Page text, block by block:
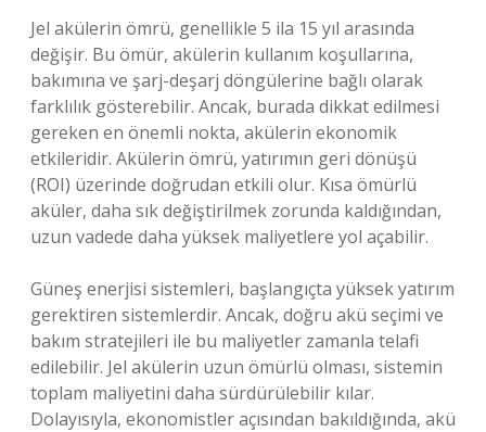
Jel akülerin ömrü, genellikle 5 ila 15 yıl arasında
değişir. Bu ömür, akülerin kullanım koşullarına,
bakımına ve şarj-deşarj döngülerine bağlı olarak
farklılık gösterebilir. Ancak, burada dikkat edilmesi
gereken en önemli nokta, akülerin ekonomik
etkileridir. Akülerin ömrü, yatırımın geri dönüşü
(ROI) üzerinde doğrudan etkili olur. Kısa ömürlü
aküler, daha sık değiştirilmek zorunda kaldığından,
uzun vadede daha yüksek maliyetlere yol açabilir.
Güneş enerjisi sistemleri, başlangıçta yüksek yatırım
gerektiren sistemlerdir. Ancak, doğru akü seçimi ve
bakım stratejileri ile bu maliyetler zamanla telafi
edilebilir. Jel akülerin uzun ömürlü olması, sistemin
toplam maliyetini daha sürdürülebilir kılar.
Dolayısıyla, ekonomistler açısından bakıldığında, akü